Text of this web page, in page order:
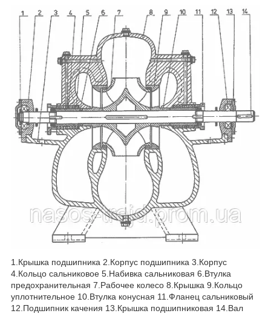
1.Крышка подшипника 2.Корпус подшипника 3.Корпус
4.Кольцо сальниковое 5.Набивка сальниковая 6.Втулка
предохранительная 7.Рабочее колесо 8.Крышка 9.Кольцо
уплотнительное 10.Втулка конусная 11.Фланец сальниковый
12.Подшипник качения 13.Крышка подшипниковая 14.Вал